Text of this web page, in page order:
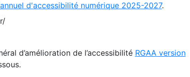
d'accessibilité numérique 2025-2027.
d’amélioration de l’accessibilité RGAA version